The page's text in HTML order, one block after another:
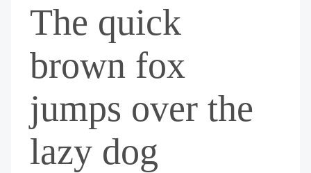
The quick
brown fox
jumps over the
lazy dog